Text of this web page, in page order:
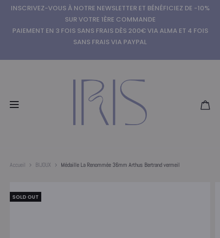
INSCRIVEZ-VOUS À NOTRE NEWSLETTER ET BÉNÉFICIEZ DE -10%
SUR VOTRE 1ÈRE COMMANDE
PAIEMENT EN 3 FOIS SANS FRAIS DÈS 200€ VIA ALMA ET 4 FOIS
SANS FRAIS VIA PAYPAL
Accueil BIJOUX Médaille La Renommée 36mm Arthus Bertrand vermeil
SOLD OUT